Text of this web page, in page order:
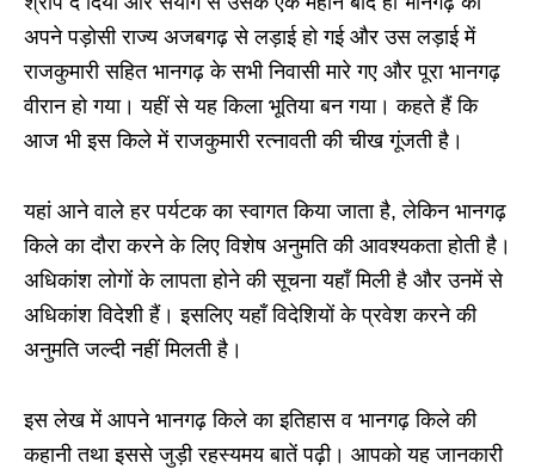
अपने पड़ोसी राज्य अजबगढ़ से लड़ाई हो गई और उस लड़ाई में
राजकुमारी सहित भानगढ़ के सभी निवासी मारे गए और पूरा भानगढ़
वीरान हो गया। यहीं से यह किला भूतिया बन गया। कहते हैं कि
आज भी इस किले में राजकुमारी रत्नावती की चीख गूंजती है।
यहां आने वाले हर पर्यटक का स्वागत किया जाता है, लेकिन भानगढ़
किले का दौरा करने के लिए विशेष अनुमति की आवश्यकता होती है।
अधिकांश लोगों के लापता होने की सूचना यहाँ मिली है और उनमें से
अधिकांश विदेशी हैं। इसलिए यहाँ विदेशियों के प्रवेश करने की
अनुमति जल्दी नहीं मिलती है।
इस लेख में आपने भानगढ़ किले का इतिहास व भानगढ़ किले की
कहानी तथा इससे जुड़ी रहस्यमय बातें पढ़ी। आपको यह जानकारी